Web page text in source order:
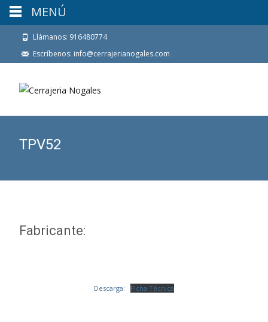
Llámanos: 916480774
Escríbenos: info@cerrajerianogales.com
TPV52
Fabricante:
Descarga: Ficha Técnica
MENÚ